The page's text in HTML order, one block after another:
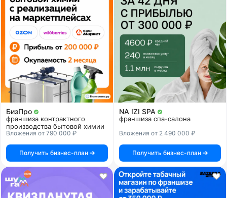
БизПро
франшиза контрактного
производства бытовой химии
Вложения от 790 000 ₽
Получить бизнес-план
NA IZI SPA
франшиза спа-салона
Вложения от 2 490 000 ₽
Получить бизнес-план